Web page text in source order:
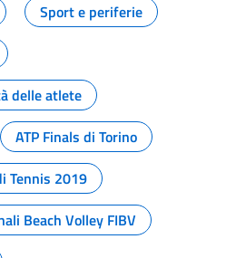
Sport e periferie
delle atlete
ATP Finals di Torino
Tennis 2019
Beach Volley FIBV